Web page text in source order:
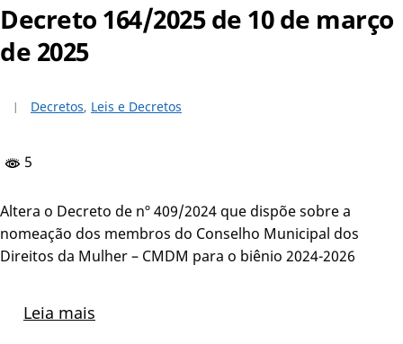
Decreto 164/2025 de 10 de março
de 2025
Decretos, Leis e Decretos
5
Altera o Decreto de nº 409/2024 que dispõe sobre a
nomeação dos membros do Conselho Municipal dos
Direitos da Mulher – CMDM para o biênio 2024-2026
Leia mais